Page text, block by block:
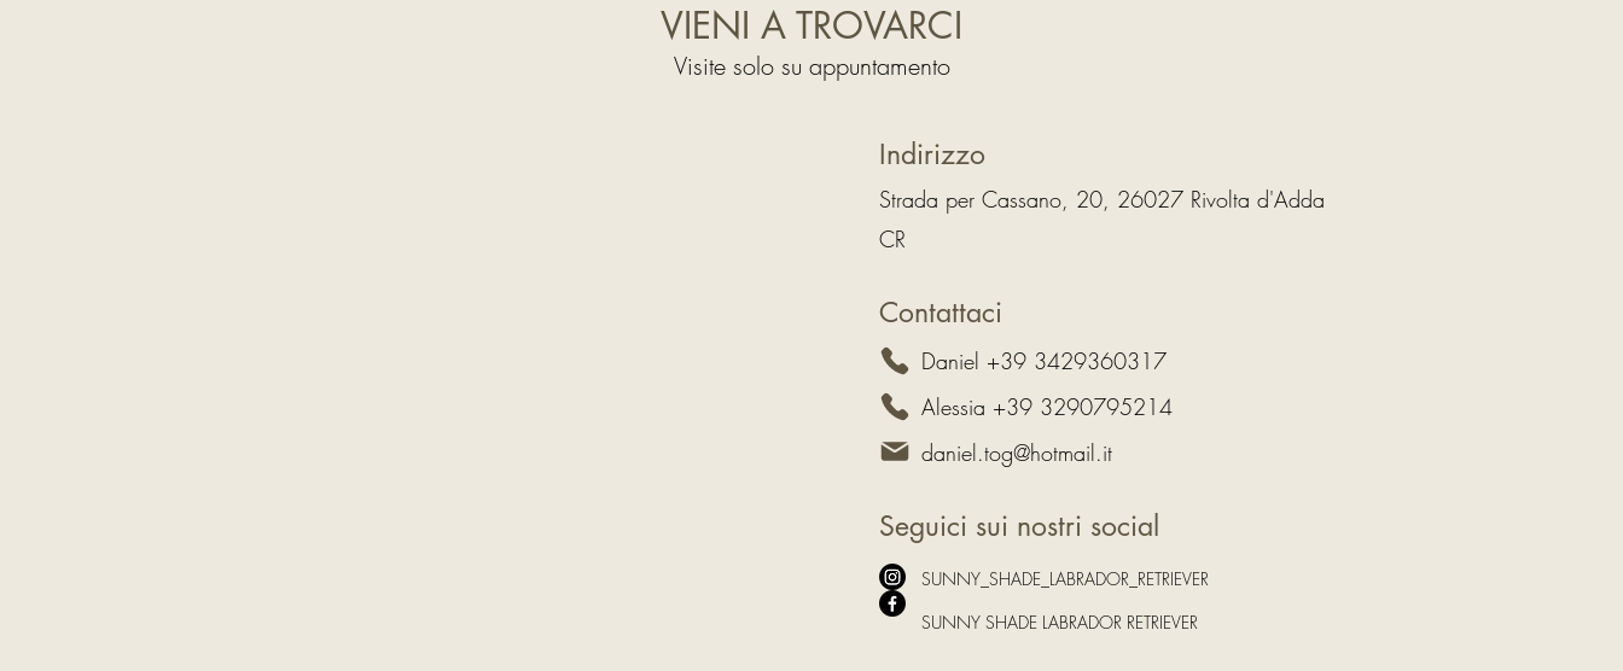
VIENI A TROVARCI
Visite solo su appuntamento
Indirizzo
Strada per Cassano, 20, 26027 Rivolta d'Adda
CR
Contattaci
Daniel +39 3429360317
Alessia +39 3290795214
daniel.tog@hotmail.it
Seguici sui nostri social
SUNNY_SHADE_LABRADOR_RETRIEVER
SUNNY SHADE LABRADOR RETRIEVER